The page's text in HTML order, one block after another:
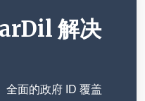
解决
全面的政府 ID 覆盖